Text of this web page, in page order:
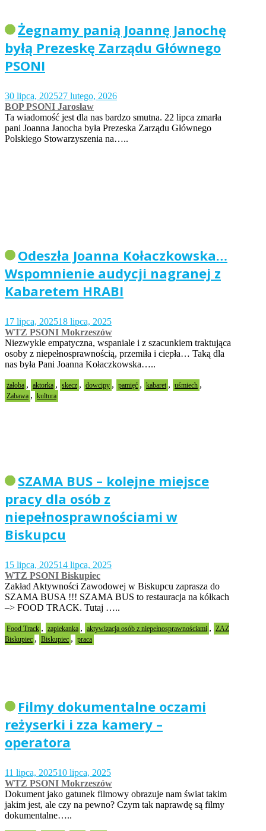
Żegnamy panią Joannę Janochę
byłą Prezeskę Zarządu Głównego
PSONI
30 lipca, 202527 lutego, 2026
BOP PSONI Jarosław
Ta wiadomość jest dla nas bardzo smutna. 22 lipca zmarła
pani Joanna Janocha była Prezeska Zarządu Głównego
Polskiego Stowarzyszenia na…..
Odeszła Joanna Kołaczkowska…
Wspomnienie audycji nagranej z
Kabaretem HRABI
17 lipca, 202518 lipca, 2025
WTZ PSONI Mokrzeszów
Niezwykle empatyczna, wspaniale i z szacunkiem traktująca
osoby z niepełnosprawnością, przemiła i ciepła… Taką dla
nas była Pani Joanna Kołaczkowska…..
żałoba , aktorka , skecz , dowcipy , pamięć , kabaret , uśmiech ,
Zabawa , kultura
SZAMA BUS – kolejne miejsce
pracy dla osób z
niepełnosprawnościami w
Biskupcu
15 lipca, 202514 lipca, 2025
WTZ PSONI Biskupiec
Zakład Aktywności Zawodowej w Biskupcu zaprasza do
SZAMA BUSA !!! SZAMA BUS to restauracja na kółkach
–> FOOD TRACK. Tutaj …..
Food Track , zapiekanka , aktywizacja osób z niepełnosprawnościami ,
ZAZ
Biskupiec , Biskupiec , praca
Filmy dokumentalne oczami
reżyserki i zza kamery –
operatora
11 lipca, 202510 lipca, 2025
WTZ PSONI Mokrzeszów
Dokument jako gatunek filmowy obrazuje nam świat takim
jakim jest, ale czy na pewno? Czym tak naprawdę są filmy
dokumentalne…..